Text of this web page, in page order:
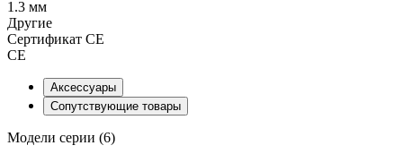
1.3 мм
Другие
Сертификат CE
CE
Аксессуары
Сопутствующие товары
Модели серии (6)